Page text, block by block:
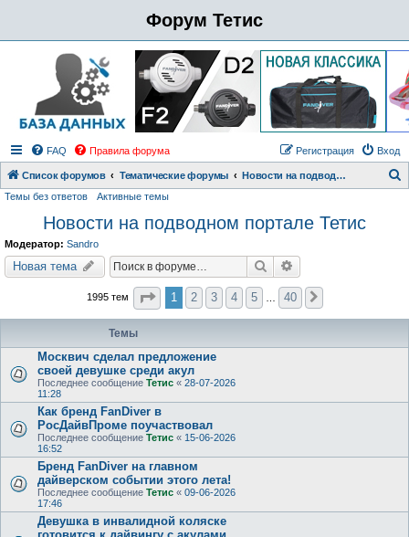
Форум Тетис
FAQ Правила форума Вход
Регистрация
Список форумов Тематические форумы Новости на подводном портале Тетис
Темы без ответов Активные темы
Новости на подводном портале Тетис
Модератор: Sandro
Новая тема Поиск
1995 тем Страница1 из40
1 2 3 4 5 40
Темы
Москвич сделал предложение
своей девушке среди акул
Последнее сообщение Тетис « 28-07-2026
11:28
Как бренд FanDiver в
РосДайвПроме поучаствовал
Последнее сообщение Тетис « 15-06-2026
16:52
Бренд FanDiver на главном
дайверском событии этого лета!
Последнее сообщение Тетис « 09-06-2026
17:46
Девушка в инвалидной коляске
готовится к дайвингу с акулами